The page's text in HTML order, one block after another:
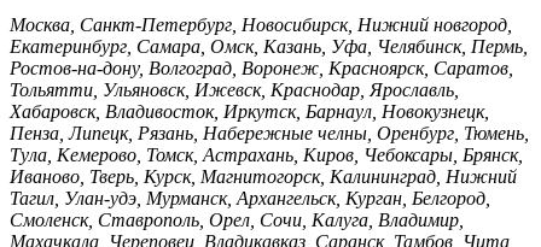
Москва, Санкт-Петербург, Новосибирск, Нижний новгород,
Екатеринбург, Самара, Омск, Казань, Уфа, Челябинск, Пермь,
Ростов-на-дону, Волгоград, Воронеж, Красноярск, Саратов,
Тольятти, Ульяновск, Ижевск, Краснодар, Ярославль,
Хабаровск, Владивосток, Иркутск, Барнаул, Новокузнецк,
Пенза, Липецк, Рязань, Набережные челны, Оренбург, Тюмень,
Тула, Кемерово, Томск, Астрахань, Киров, Чебоксары, Брянск,
Иваново, Тверь, Курск, Магнитогорск, Калининград, Нижний
Тагил, Улан-удэ, Мурманск, Архангельск, Курган, Белгород,
Смоленск, Ставрополь, Орел, Сочи, Калуга, Владимир,
Махачкала, Череповец, Владикавказ, Саранск, Тамбов, Чита